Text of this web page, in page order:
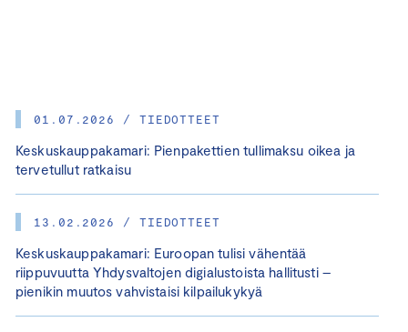
01.07.2026 / TIEDOTTEET
Keskuskauppakamari: Pienpakettien tullimaksu oikea ja
tervetullut ratkaisu
13.02.2026 / TIEDOTTEET
Keskuskauppakamari: Euroopan tulisi vähentää
riippuvuutta Yhdysvaltojen digialustoista hallitusti –
pienikin muutos vahvistaisi kilpailukykyä